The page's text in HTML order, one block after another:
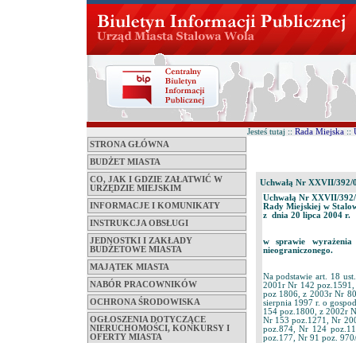
STRONA GŁÓWNA
BUDŻET MIASTA
CO, JAK I GDZIE ZAŁATWIĆ W
URZĘDZIE MIEJSKIM
INFORMACJE I KOMUNIKATY
INSTRUKCJA OBSŁUGI
JEDNOSTKI I ZAKŁADY
BUDŻETOWE MIASTA
MAJĄTEK MIASTA
NABÓR PRACOWNIKÓW
OCHRONA ŚRODOWISKA
OGŁOSZENIA DOTYCZĄCE
NIERUCHOMOŚCI, KONKURSY I
OFERTY MIASTA
Jesteś tutaj :: Rada Miejska ::
Uchwałą Nr XXVII/392/
Uchwałą Nr XXVII/
Rady Miejskiej w
z dnia 20 lipca 2004 r.
w sprawie
nieograniczonego.
Na podstawie art. 18
2001r Nr 142
poz 1806, z 2003r Nr
sierpnia 1997 r. o
154 poz.1800, z 2002r
Nr 153 poz.1271, Nr
poz.874, Nr 124
poz.177, Nr 91 poz. 970/